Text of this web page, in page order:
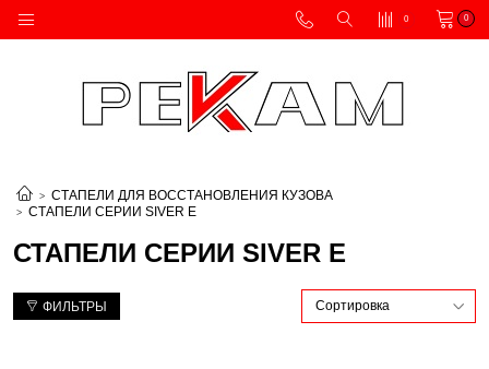
0 0
СТАПЕЛИ ДЛЯ ВОССТАНОВЛЕНИЯ КУЗОВА
СТАПЕЛИ СЕРИИ SIVER E
СТАПЕЛИ СЕРИИ SIVER E
ФИЛЬТРЫ